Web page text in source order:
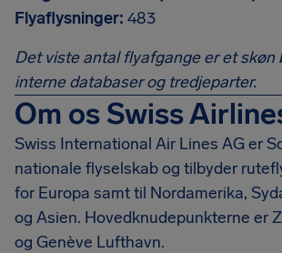
Flyaflysninger: 483
Det viste antal flyafgange er et skøn
interne databaser og tredjeparter.
Om os Swiss
Swiss International Air Lines AG er
nationale flyselskab og tilbyder
for Europa samt til Nordamerika,
og Asien. Hovedknudepunkterne er
og Genève Lufthavn.